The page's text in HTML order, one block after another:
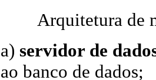
Arquitetura de
a) servidor de
ao banco de dados;